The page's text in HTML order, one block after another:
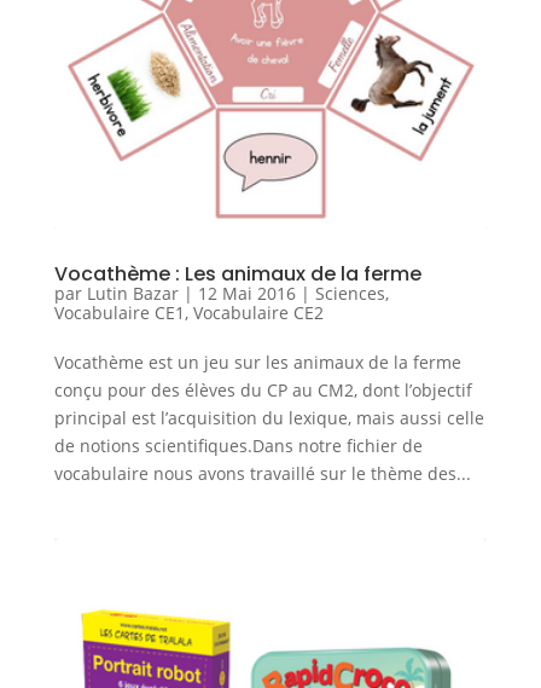
Vocathème : Les animaux de la ferme
par Lutin Bazar| 12 Mai 2016| Sciences,
Vocabulaire CE1 , Vocabulaire CE2
Vocathème est un jeu sur les animaux de la ferme
conçu pour des élèves du CP au CM2, dont l’objectif
principal est l’acquisition du lexique, mais aussi celle
de notions scientifiques.Dans notre fichier de
vocabulaire nous avons travaillé sur le thème des...